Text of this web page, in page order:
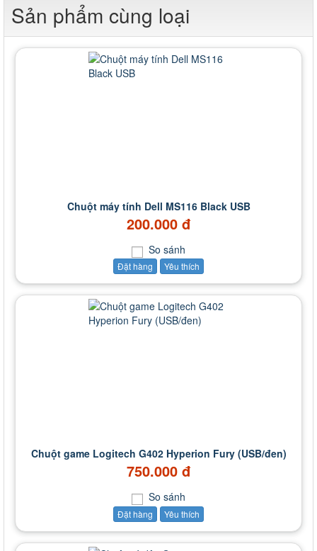
Sản phẩm cùng loại
Chuột máy tính Dell MS116 Black USB
200.000 đ
So sánh
Đặt hàng Yêu thích
Chuột game Logitech G402 Hyperion Fury (USB/đen)
750.000 đ
So sánh
Đặt hàng Yêu thích